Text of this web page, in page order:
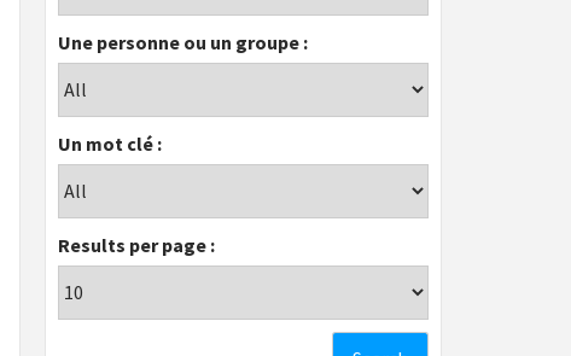
Une personne ou un groupe :
Un mot clé :
Results per page :